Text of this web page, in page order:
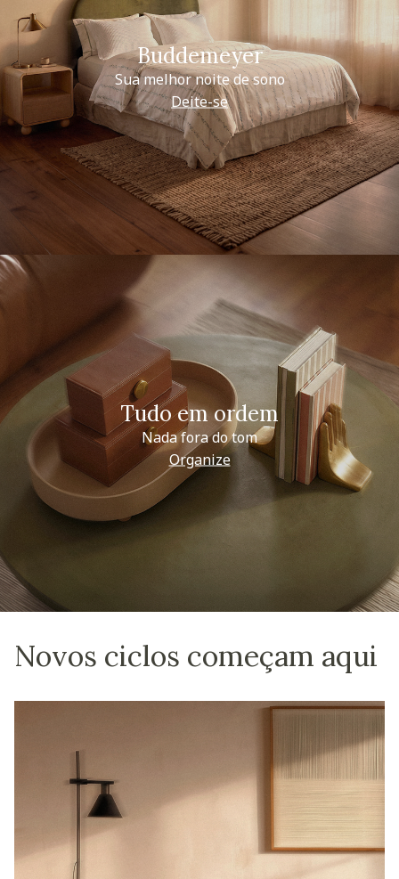
Buddemeyer
Sua melhor noite de sono
Deite-se
Tudo em ordem
Nada fora do tom
Organize
Novos ciclos começam aqui